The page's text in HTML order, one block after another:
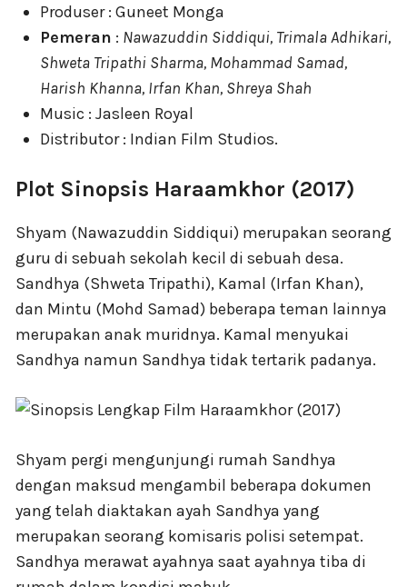
Produser : Guneet Monga
Pemeran : Nawazuddin Siddiqui, Trimala Adhikari,
Shweta Tripathi Sharma, Mohammad Samad,
Harish Khanna, Irfan Khan, Shreya Shah
Music : Jasleen Royal
Distributor : Indian Film Studios.
Plot Sinopsis Haraamkhor (2017)
Shyam (Nawazuddin Siddiqui) merupakan seorang
guru di sebuah sekolah kecil di sebuah desa.
Sandhya (Shweta Tripathi), Kamal (Irfan Khan),
dan Mintu (Mohd Samad) beberapa teman lainnya
merupakan anak muridnya. Kamal menyukai
Sandhya namun Sandhya tidak tertarik padanya.
Shyam pergi mengunjungi rumah Sandhya
dengan maksud mengambil beberapa dokumen
yang telah diaktakan ayah Sandhya yang
merupakan seorang komisaris polisi setempat.
Sandhya merawat ayahnya saat ayahnya tiba di